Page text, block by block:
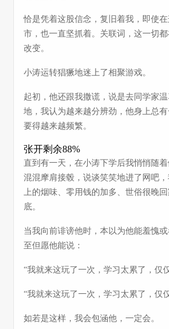
恰是凭着这股信念，复旧着我，即使
市，也一直坚抓着。关联词，这一切
改变。
小涛运转猖獗地迷上了相聚游戏。
起初，他还跟我撒谎，说是去同学家
地，我认为越来越分辨劲，他身上总
要得越来越频繁。
张开剩余88%
直到有一天，在小涛下学后我悄悄随
混混摩肩接毂，说谈笑笑地进了网吧
上的烟味、零用钱的加多、世俗很晚
底。
当我向前诽谤他时，本以为他能羞愧
至但愿他能说：
“我就来这玩了一次，学习太累了，仅
“我就来这玩了一次，学习太累了，仅
如若是这样，我会包涵他，一定会。